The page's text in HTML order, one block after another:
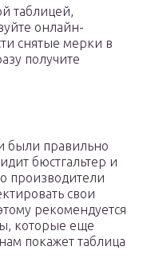
таблицей,
онлайн-
снятые мерки в
получите
были правильно
бюстгальтер и
производители
свои
рекомендуется
которые еще
покажет таблица